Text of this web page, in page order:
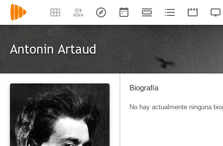
Antonin Artaud
Biografía
No hay actualmente ninguna